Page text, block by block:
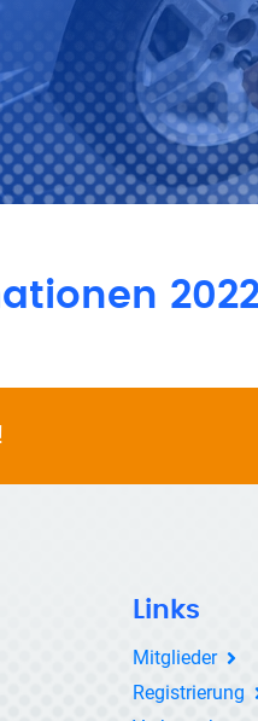
Links
Mitglieder
Registrierung